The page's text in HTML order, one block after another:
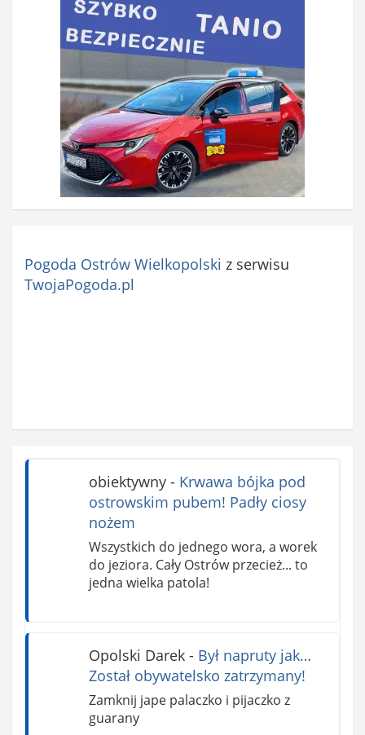
Pogoda Ostrów Wielkopolski z serwisu
TwojaPogoda.pl
obiektywny- Krwawa bójka pod
ostrowskim pubem! Padły ciosy
nożem
Wszystkich do jednego wora, a worek
do jeziora. Cały Ostrów przecież... to
jedna wielka patola!
Opolski Darek- Był napruty jak…
Został obywatelsko zatrzymany!
Zamknij jape palaczko i pijaczko z
guarany